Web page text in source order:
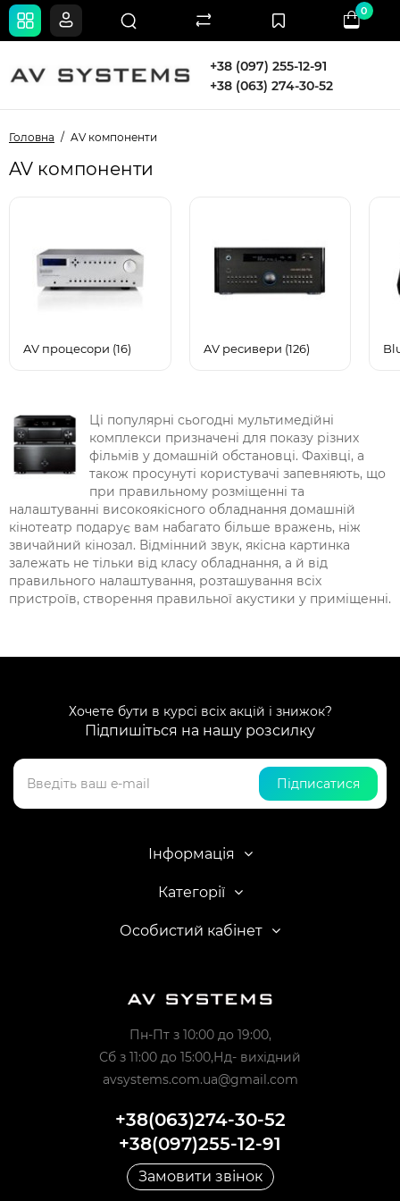
+38 (097) 255-12-91
+38 (063) 274-30-52
0
Головна AV компоненти
AV компоненти
AV процесори (16) AV ресивери (126)
Ці популярні сьогодні мультимедійні
комплекси призначені для показу різних
фільмів у домашній обстановці. Фахівці, а
також просунуті користувачі запевняють, що
при правильному розміщенні та
налаштуванні високоякісного обладнання домашній
кінотеатр подарує вам набагато більше вражень, ніж
звичайний кінозал. Відмінний звук, якісна картинка
залежать не тільки від класу обладнання, а й від
правильного налаштування, розташування всіх
пристроїв, створення правильної акустики у приміщенні.
Хочете бути в курсі всіх акцій і знижок?
Підпишіться на нашу розсилку
Підписатися
Інформація
Категорії
Особистий кабінет
Пн-Пт з 10:00 до 19:00,
Сб з 11:00 до 15:00,Нд- вихідний
avsystems.com.ua@gmail.com
+38(063)274-30-52
+38(097)255-12-91
Замовити звінок